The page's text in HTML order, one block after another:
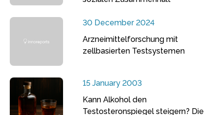
30 December 2024
Arzneimittelforschung mit
zellbasierten Testsystemen
15 January 2003
Kann Alkohol den
Testosteronspiegel steigern? Die